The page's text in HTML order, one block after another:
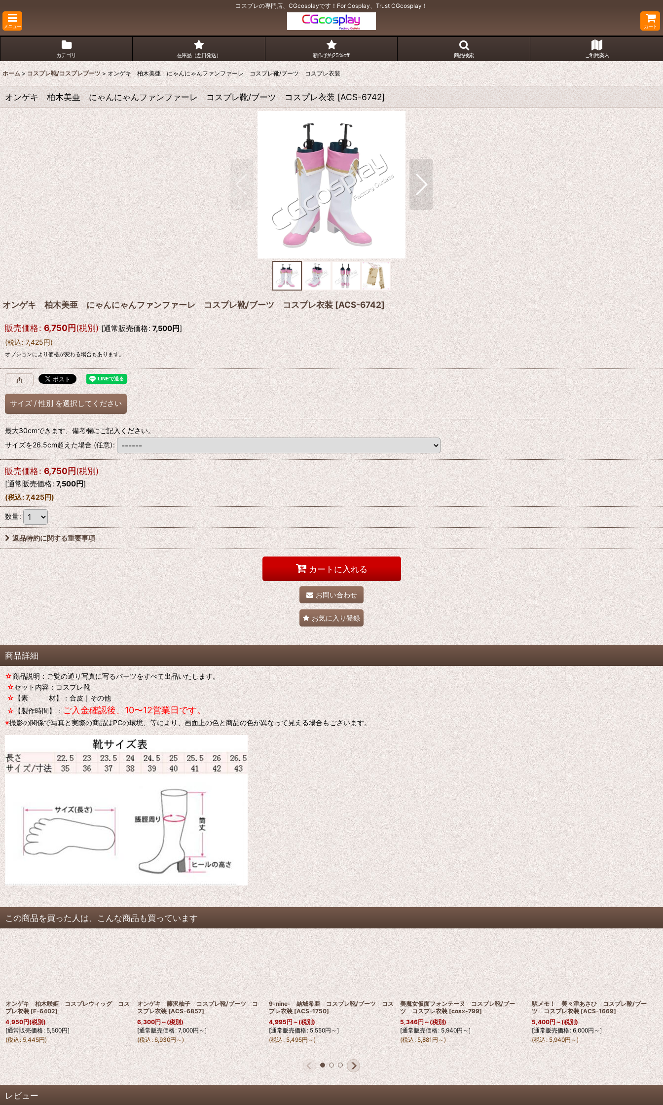
コスプレの専門店、CGcosplayです！For Cosplay、Trust CGcosplay！
メニュー カート
カテゴリ 在庫品（翌日発送） 新作予約25％off 商品検索 ご利用案内
ホーム > コスプレ靴/コスプレブーツ > オンゲキ 柏木美亜 にゃんにゃんファンファーレ コスプレ靴/ブーツ コスプレ衣装
オンゲキ 柏木美亜 にゃんにゃんファンファーレ コスプレ靴/ブーツ コスプレ衣装 [ACS-6742]
オンゲキ 柏木美亜 にゃんにゃんファンファーレ コスプレ靴/ブーツ コスプレ衣装 [ACS-6742]
販売価格: 6,750円(税別) [通常販売価格: 7,500円]
(税込: 7,425円)
オプションにより価格が変わる場合もあります。
サイズ / 性別 を選択してください
最大30cmできます、備考欄にご記入ください。
サイズを26.5cm超えた場合(任意):
販売価格: 6,750円(税別)
[通常販売価格: 7,500円]
(税込:7,425円)
数量:
返品特約に関する重要事項
カートに入れる
お問い合わせ
お気に入り登録
商品詳細
☆商品説明：ご覧の通り写真に写るパーツをすべて出品いたします。
☆セット内容：コスプレ靴
☆【素 材】：合皮｜その他
☆【製作時間】：ご入金確認後、10〜12営業日です。
※撮影の関係で写真と実際の商品はPCの環境、等により、画面上の色と商品の色が異なって見える場合もございます。
この商品を買った人は、こんな商品も買っています
オンゲキ 柏木咲姫 コスプレウィッグ コス
プレ衣装 [F-6402]
4,950円(税別)
[通常販売価格: 5,500円]
(税込: 5,445円)
オンゲキ 藤沢柚子 コスプレ靴/ブーツ コ
スプレ衣装 [ACS-6857]
6,300円～(税別)
[通常販売価格: 7,000円～]
(税込: 6,930円～)
9-nine- 結城希亜 コスプレ靴/ブーツ コス
プレ衣装 [ACS-1750]
4,995円～(税別)
[通常販売価格: 5,550円～]
(税込: 5,495円～)
美魔女仮面フォンテーヌ コスプレ靴/ブー
ツ コスプレ衣装 [cosx-799]
5,346円～(税別)
[通常販売価格: 5,940円～]
(税込: 5,881円～)
駅メモ！ 美々津あさひ コスプレ靴/ブー
ツ コスプレ衣装 [ACS-1669]
5,400円～(税別)
[通常販売価格: 6,000円～]
(税込: 5,940円～)
レビュー